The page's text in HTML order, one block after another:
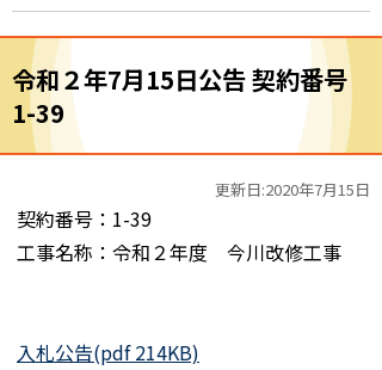
令和２年7月15日公告 契約番号
1-39
更新日:2020年7月15日
契約番号：1-39
工事名称：令和２年度 今川改修工事
入札公告(pdf 214KB)